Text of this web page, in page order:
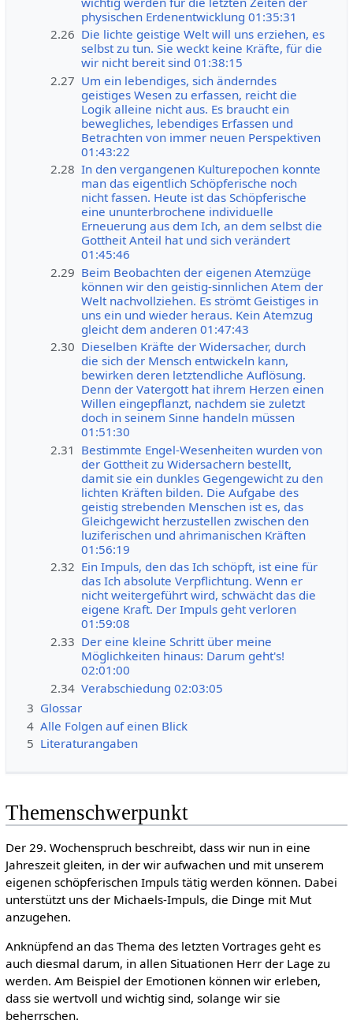
physischen Erdenentwicklung 01:35:31
2.26 Die lichte geistige Welt will uns erziehen, es
selbst zu tun. Sie weckt keine Kräfte, für die
wir nicht bereit sind 01:38:15
2.27 Um ein lebendiges, sich änderndes
geistiges Wesen zu erfassen, reicht die
Logik alleine nicht aus. Es braucht ein
bewegliches, lebendiges Erfassen und
Betrachten von immer neuen Perspektiven
01:43:22
2.28 In den vergangenen Kulturepochen konnte
man das eigentlich Schöpferische noch
nicht fassen. Heute ist das Schöpferische
eine ununterbrochene individuelle
Erneuerung aus dem Ich, an dem selbst die
Gottheit Anteil hat und sich verändert
01:45:46
2.29 Beim Beobachten der eigenen Atemzüge
können wir den geistig-sinnlichen Atem der
Welt nachvollziehen. Es strömt Geistiges in
uns ein und wieder heraus. Kein Atemzug
gleicht dem anderen 01:47:43
2.30 Dieselben Kräfte der Widersacher, durch
die sich der Mensch entwickeln kann,
bewirken deren letztendliche Auflösung.
Denn der Vatergott hat ihrem Herzen einen
Willen eingepflanzt, nachdem sie zuletzt
doch in seinem Sinne handeln müssen
01:51:30
2.31 Bestimmte Engel-Wesenheiten wurden von
der Gottheit zu Widersachern bestellt,
damit sie ein dunkles Gegengewicht zu den
lichten Kräften bilden. Die Aufgabe des
geistig strebenden Menschen ist es, das
Gleichgewicht herzustellen zwischen den
luziferischen und ahrimanischen Kräften
01:56:19
2.32 Ein Impuls, den das Ich schöpft, ist eine für
das Ich absolute Verpflichtung. Wenn er
nicht weitergeführt wird, schwächt das die
eigene Kraft. Der Impuls geht verloren
01:59:08
2.33 Der eine kleine Schritt über meine
Möglichkeiten hinaus: Darum geht's!
02:01:00
2.34 Verabschiedung 02:03:05
3 Glossar
4 Alle Folgen auf einen Blick
5 Literaturangaben
Themenschwerpunkt
Der 29. Wochenspruch beschreibt, dass wir nun in eine
Jahreszeit gleiten, in der wir aufwachen und mit unserem
eigenen schöpferischen Impuls tätig werden können. Dabei
unterstützt uns der Michaels-Impuls, die Dinge mit Mut
anzugehen.
Anknüpfend an das Thema des letzten Vortrages geht es
auch diesmal darum, in allen Situationen Herr der Lage zu
werden. Am Beispiel der Emotionen können wir erleben,
dass sie wertvoll und wichtig sind, solange wir sie
beherrschen.